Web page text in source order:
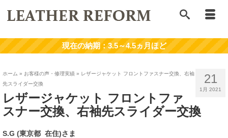
21
1月 2021
ホーム » お客様の声・修理実績 » レザージャケット フロントファスナー交換、右袖
先スライダー交換
レザージャケット フロントファ
スナー交換、右袖先スライダー交換
S.G (東京都 在住)さま